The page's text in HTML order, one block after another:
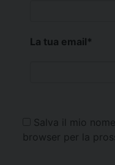
La tua email*
Salva il mio
browser per la